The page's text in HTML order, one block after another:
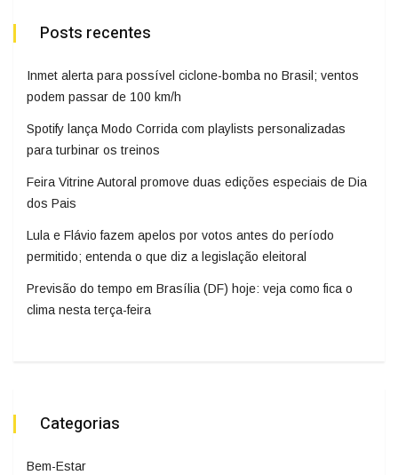
Posts recentes
Inmet alerta para possível ciclone-bomba no Brasil; ventos
podem passar de 100 km/h
Spotify lança Modo Corrida com playlists personalizadas
para turbinar os treinos
Feira Vitrine Autoral promove duas edições especiais de Dia
dos Pais
Lula e Flávio fazem apelos por votos antes do período
permitido; entenda o que diz a legislação eleitoral
Previsão do tempo em Brasília (DF) hoje: veja como fica o
clima nesta terça-feira
Categorias
Bem-Estar